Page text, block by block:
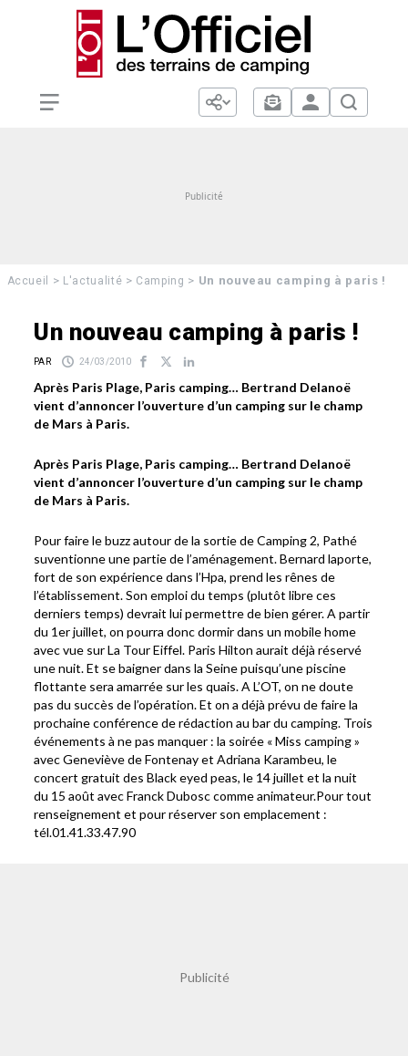
Accueil > L'actualité > Camping > Un nouveau camping à paris !
Un nouveau camping à paris !
PAR 24/03/2010
Après Paris Plage, Paris camping… Bertrand Delanoë
vient d’annoncer l’ouverture d’un camping sur le champ
de Mars à Paris.
Après Paris Plage, Paris camping… Bertrand Delanoë
vient d’annoncer l’ouverture d’un camping sur le champ
de Mars à Paris.
Pour faire le buzz autour de la sortie de Camping 2, Pathé
suventionne une partie de l’aménagement. Bernard laporte,
fort de son expérience dans l’Hpa, prend les rênes de
l’établissement. Son emploi du temps (plutôt libre ces
derniers temps) devrait lui permettre de bien gérer. A partir
du 1er juillet, on pourra donc dormir dans un mobile home
avec vue sur La Tour Eiffel. Paris Hilton aurait déjà réservé
une nuit. Et se baigner dans la Seine puisqu’une piscine
flottante sera amarrée sur les quais. A L’OT, on ne doute
pas du succès de l’opération. Et on a déjà prévu de faire la
prochaine conférence de rédaction au bar du camping. Trois
événements à ne pas manquer : la soirée « Miss camping »
avec Geneviève de Fontenay et Adriana Karambeu, le
concert gratuit des Black eyed peas, le 14 juillet et la nuit
du 15 août avec Franck Dubosc comme animateur.Pour tout
renseignement et pour réserver son emplacement :
tél.01.41.33.47.90